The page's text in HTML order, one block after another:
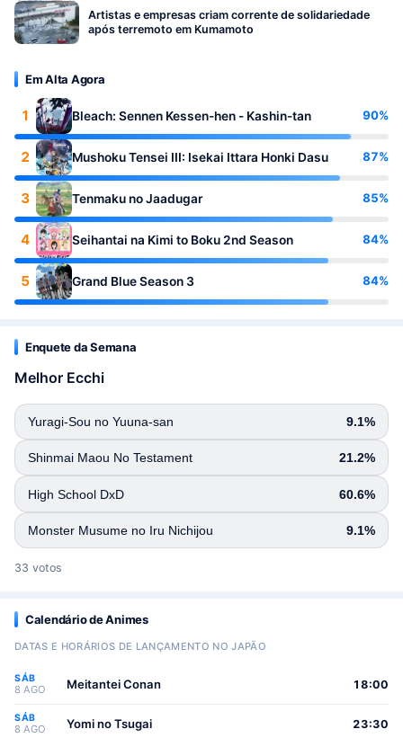
Artistas e empresas criam corrente de solidariedade
após terremoto em Kumamoto
Em Alta Agora
1 Bleach: Sennen Kessen-hen - Kashin-tan 90%
2 Mushoku Tensei III: Isekai Ittara Honki Dasu 87%
3 Tenmaku no Jaadugar 85%
4 Seihantai na Kimi to Boku 2nd Season 84%
5 Grand Blue Season 3 84%
Enquete da Semana
Melhor Ecchi
Yuragi-Sou no Yuuna-san 9.1%
Shinmai Maou No Testament 21.2%
High School DxD 60.6%
Monster Musume no Iru Nichijou 9.1%
33 votos
Calendário de Animes
DATAS E HORÁRIOS DE LANÇAMENTO NO JAPÃO
SÁB
8 AGO Meitantei Conan 18:00
SÁB
8 AGO Yomi no Tsugai 23:30